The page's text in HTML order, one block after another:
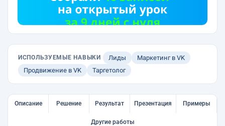
ИСПОЛЬЗУЕМЫЕ НАВЫКИ Лиды
Маркетинг в VK
Продвижение в VK
Таргетолог
Описание Решение Результат Презентация Примеры
Другие работы